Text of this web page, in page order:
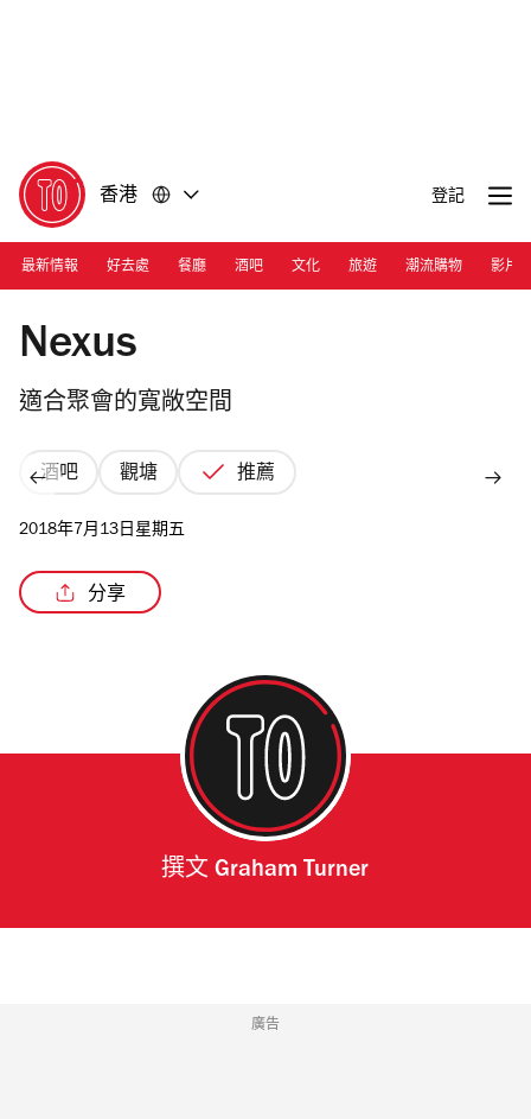
香港 登記
最新情報 好去處 餐廳 酒吧 文化 旅遊 潮流購物 影片
Photograph: Courtesy Nexus
Nexus
適合聚會的寬敞空間
酒吧 觀塘 推薦
2018年7月13日星期五
分享
撰文Graham Turner
廣告